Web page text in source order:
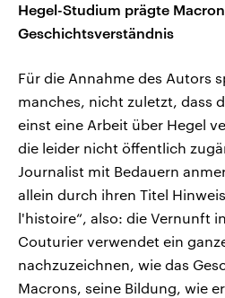
Hegel-Studium prägte
Geschichtsverständnis
Für die Annahme des Autors
manches, nicht zuletzt, dass
einst eine Arbeit über Hegel
die leider nicht öffentlich
Journalist mit Bedauern
allein durch ihren Titel
l'histoire“, also: die Vernunft
Couturier verwendet ein
nachzuzeichnen, wie das
Macrons, seine Bildung, wie